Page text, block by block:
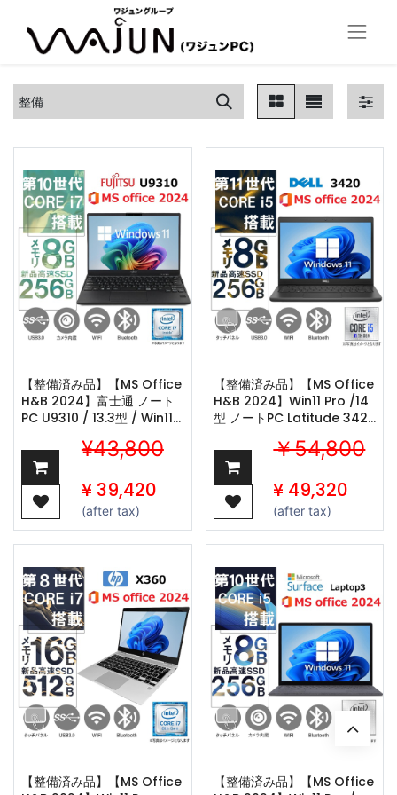
【整備済み品】【MS Office
H&B 2024】富士通 ノート
PC U9310 / 13.3型 / Win11
カメラ/ワジュンの
wifi/Bluetooth/8GB
/256GB SSD
¥43,800
¥ 39,420
(after tax)
【整備済み品】【MS Office
H&B 2024】Win11 Pro /14
型 ノートPC Latitude 3420
メラ/wajunの
wifi/Bluetooth/8GB
/256GB SSD
￥54,800
¥ 49,320
(after tax)
【整備済み品】【MS Office
【整備済み品】【MS Office